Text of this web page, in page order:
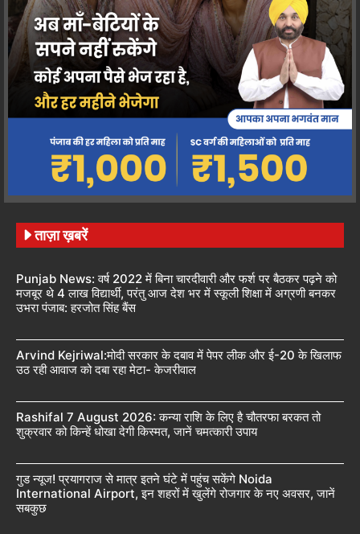
ताज़ा ख़बरें
Punjab News: वर्ष 2022 में बिना चारदीवारी और फर्श पर बैठकर पढ़ने को
मजबूर थे 4 लाख विद्यार्थी, परंतु आज देश भर में स्कूली शिक्षा में अग्रणी बनकर
उभरा पंजाब: हरजोत सिंह बैंस
Arvind Kejriwal:मोदी सरकार के दबाव में पेपर लीक और ई-20 के खिलाफ
उठ रही आवाज को दबा रहा मेटा- केजरीवाल
Rashifal 7 August 2026: कन्या राशि के लिए है चौतरफा बरकत तो
शुक्रवार को किन्हें धोखा देगी किस्मत, जानें चमत्कारी उपाय
गुड न्यूज! प्रयागराज से मात्र इतने घंटे में पहुंच सकेंगे Noida
International Airport, इन शहरों में खुलेंगे रोजगार के नए अवसर, जानें
सबकुछ